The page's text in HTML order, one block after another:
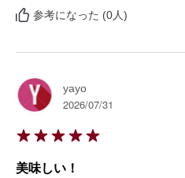
参考になった (0人)
yayo
2026/07/31
美味しい！